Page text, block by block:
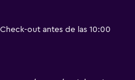
out antes de las 10:00